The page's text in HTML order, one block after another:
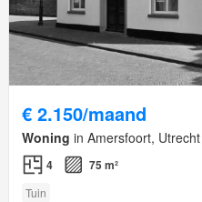
€ 2.150/maand
Woning in Amersfoort, Utrecht
4 75 m²
Tuin